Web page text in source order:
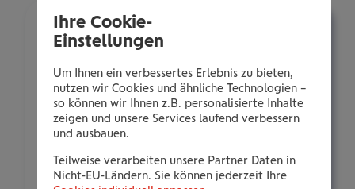
Einfach & schnell – Ihre
private Kran­ken­ver­si­che­rung
Ihre Cookie-
Einstellungen
Um Ihnen ein verbessertes Erlebnis zu bieten,
nutzen wir Cookies und ähnliche Technologien –
so können wir Ihnen z.B. personalisierte Inhalte
zeigen und unsere Services laufend verbessern
und ausbauen.
Teilweise verarbeiten unsere Partner Daten in
Nicht-EU-Ländern. Sie können jederzeit Ihre